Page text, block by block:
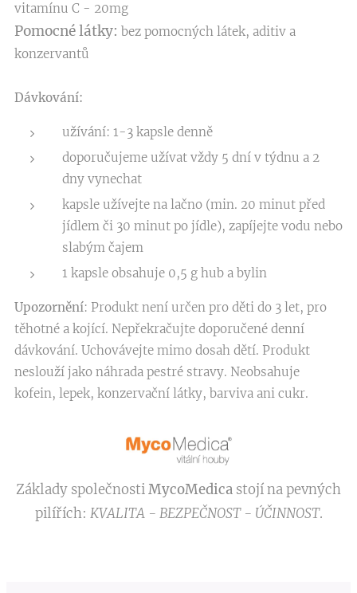
vitamínu C - 20mg
Pomocné látky: bez pomocných látek, aditiv a
konzervantů
Dávkování:
užívání: 1-3 kapsle denně
doporučujeme užívat vždy 5 dní v týdnu a 2
dny vynechat
kapsle užívejte na lačno (min. 20 minut před
jídlem či 30 minut po jídle), zapíjejte vodu nebo
slabým čajem
1 kapsle obsahuje 0,5 g hub a bylin
Upozornění: Produkt není určen pro děti do 3 let, pro
těhotné a kojící. Nepřekračujte doporučené denní
dávkování. Uchovávejte mimo dosah dětí. Produkt
neslouží jako náhrada pestré stravy. Neobsahuje
kofein, lepek, konzervační látky, barviva ani cukr.
Základy společnostiMycoMedica stojí na pevných
pilířích: KVALITA - BEZPEČNOST - ÚČINNOST.